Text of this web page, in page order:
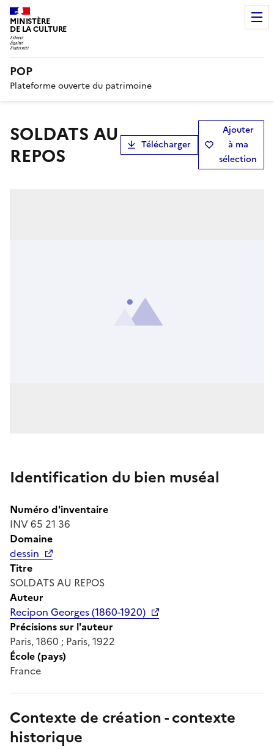
MINISTÈRE
DE LA CULTURE
POP
Plateforme ouverte du patrimoine
SOLDATS AU
REPOS
Télécharger
Ajouter
à ma
sélection
Identification du bien muséal
Numéro d'inventaire
INV 65 21 36
Domaine
dessin
Titre
SOLDATS AU REPOS
Auteur
Recipon Georges (1860-1920)
Précisions sur l'auteur
Paris, 1860 ; Paris, 1922
École (pays)
France
Contexte de création - contexte
historique